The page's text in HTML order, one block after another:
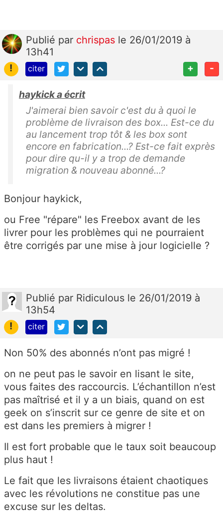
Publié par chrispas le 26/01/2019 à
13h41
!
citer + -
haykick a écrit
J'aimerai bien savoir c'est du à quoi le
problème de livraison des box... Est-ce du
au lancement trop tôt & les box sont
encore en fabrication...? Est-ce fait exprès
pour dire qu-il y a trop de demande
migration & nouveau abonné...?
Bonjour haykick,
ou Free "répare" les Freebox avant de les
livrer pour les problèmes qui ne pourraient
être corrigés par une mise à jour logicielle ?
Publié par Ridiculous le 26/01/2019 à
13h54
!
citer
Non 50% des abonnés n’ont pas migré !
on ne peut pas le savoir en lisant le site,
vous faites des raccourcis. L’échantillon n’est
pas maîtrisé et il y a un biais, quand on est
geek on s’inscrit sur ce genre de site et on
est dans les premiers à migrer !
Il est fort probable que le taux soit beaucoup
plus haut !
Le fait que les livraisons étaient chaotiques
avec les révolutions ne constitue pas une
excuse sur les deltas.